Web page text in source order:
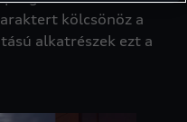
kölcsönöz a
alkatrészek ezt a